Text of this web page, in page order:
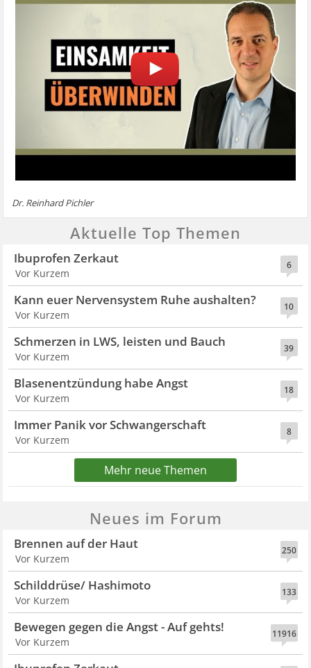
Dr. Reinhard Pichler
Aktuelle Top Themen
6
Ibuprofen Zerkaut
Vor Kurzem
10
Kann euer Nervensystem Ruhe aushalten?
Vor Kurzem
39
Schmerzen in LWS, leisten und Bauch
Vor Kurzem
18
Blasenentzündung habe Angst
Vor Kurzem
8
Immer Panik vor Schwangerschaft
Vor Kurzem
Mehr neue Themen
Neues im Forum
250
Brennen auf der Haut
Vor Kurzem
133
Schilddrüse/ Hashimoto
Vor Kurzem
11916
Bewegen gegen die Angst - Auf gehts!
Vor Kurzem